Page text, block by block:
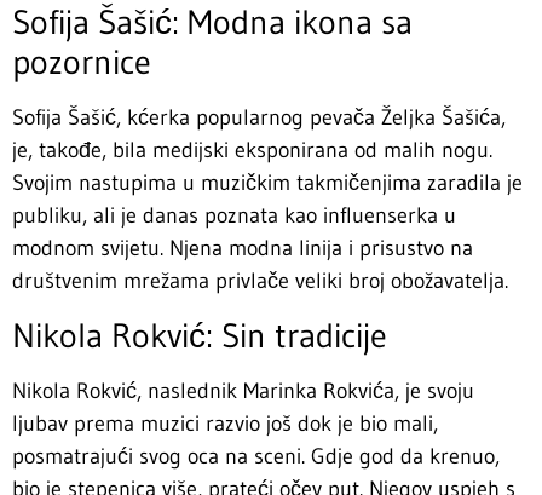
Sofija Šašić: Modna ikona sa
pozornice
Sofija Šašić, kćerka popularnog pevača Željka Šašića,
je, takođe, bila medijski eksponirana od malih nogu.
Svojim nastupima u muzičkim takmičenjima zaradila je
publiku, ali je danas poznata kao influenserka u
modnom svijetu. Njena modna linija i prisustvo na
društvenim mrežama privlače veliki broj obožavatelja.
Nikola Rokvić: Sin tradicije
Nikola Rokvić, naslednik Marinka Rokvića, je svoju
ljubav prema muzici razvio još dok je bio mali,
posmatrajući svog oca na sceni. Gdje god da krenuo,
bio je stepenica više, prateći očev put. Njegov uspjeh s